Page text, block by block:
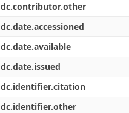
dc.contributor.other
dc.date.accessioned
dc.date.available
dc.date.issued
dc.identifier.citation
dc.identifier.other